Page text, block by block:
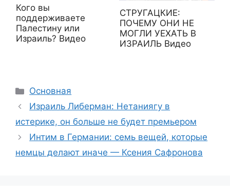
Кого вы
поддерживаете
Палестину или
Израиль? Видео
СТРУГАЦКИЕ:
ПОЧЕМУ ОНИ НЕ
МОГЛИ УЕХАТЬ В
ИЗРАИЛЬ Видео
Рубрики
Основная
Израиль Либерман: Нетаниягу в
истерике, он больше не будет премьером
Интим в Германии: семь вещей, которые
немцы делают иначе — Ксения Сафронова